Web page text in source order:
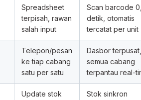
Spreadsheet
terpisah, rawan
salah input
Scan barcode
detik, otomatis
tercatat per unit
Telepon/pesan
ke tiap cabang
satu per satu
Dasbor terpusat,
semua cabang
terpantau real-
Update stok
Stok sinkron